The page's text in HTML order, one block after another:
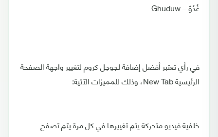
غُدُوّ – Ghuduw
في رأي تعتبر أفضل إضافة لجوجل كروم لتغيير واجهة الصفحة
الرئيسية New Tab، وذلك للمميزات الآتية:
خلفية فيديو متحركة يتم تغييرها في كل مرة يتم تصفح